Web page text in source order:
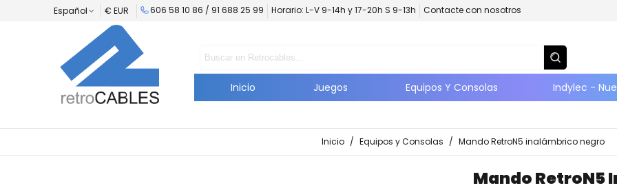
Español € EUR 606 58 10 86 / 91 688 25 99 Horario: L-V 9-14h y 17-20h S 9-13h Contacte con nosotros
Inicio Juegos Equipos Y Consolas Indylec -
Inicio / Equipos y Consolas / Mando RetroN5 inalámbrico negro
Mando RetroN5